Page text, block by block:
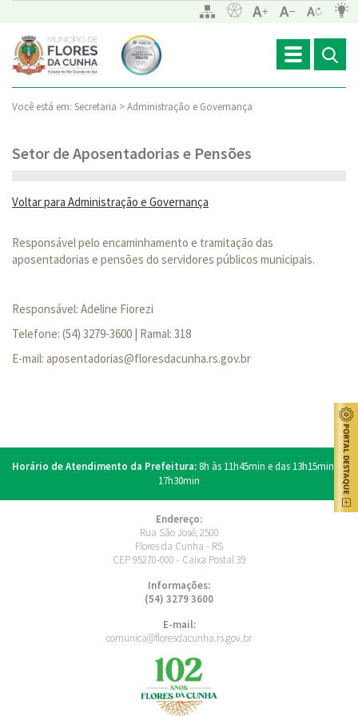
Toggle
navigation
Você está em: Secretaria >Administração e Governança
Setor de Aposentadorias e Pensões
Voltar para Administração e Governança
Responsável pelo encaminhamento e tramitação das
aposentadorias e pensões do servidores públicos municipais.
Responsável: Adeline Fiorezi
Telefone: (54) 3279-3600 | Ramal: 318
E-mail: aposentadorias@floresdacunha.rs.gov.br
Horário de Atendimento da Prefeitura:8h às 11h45min e das 13h15min às
17h30min
Endereço:
Rua São José, 2500
Flores da Cunha - RS
CEP 95270-000 - Caixa Postal 39
Informações:
(54) 3279 3600
E-mail:
comunica@floresdacunha.rs.gov.br